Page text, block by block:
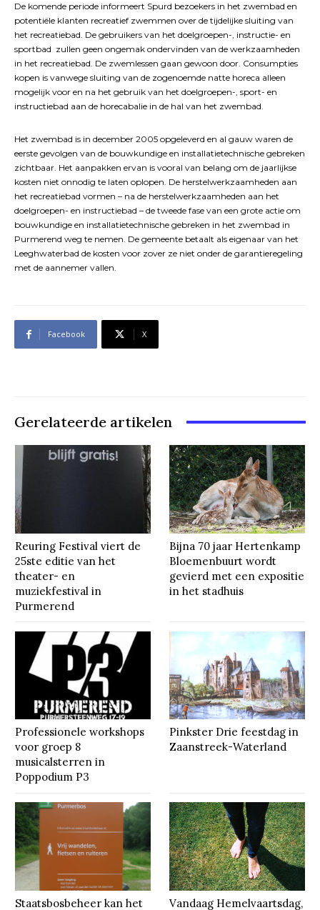
De komende periode informeert Spurd bezoekers in het zwembad en
potentiële klanten recreatief zwemmen over de tijdelijke sluiting van
het recreatiebad. De gebruikers van het doelgroepen-, instructie- en
sportbad zullen geen ongemak ondervinden van de werkzaamheden
in het recreatiebad. De zwemlessen gaan gewoon door. Consumpties
kopen is vanwege sluiting van de zogenoemde natte horeca alleen
mogelijk voor en na het gebruik van het doelgroepen-, sport- en
instructiebad aan de horecabalie in de hal van het zwembad.
Het zwembad is in december 2005 opgeleverd en al gauw waren de
eerste gevolgen van de bouwkundige en installatietechnische gebreken
zichtbaar. Het aanpakken ervan is vooral van belang om de jaarlijkse
kosten niet onnodig te laten oplopen. De herstelwerkzaamheden aan
het recreatiebad vormen – na de herstelwerkzaamheden aan het
doelgroepen- en instructiebad – de tweede fase van een grote actie om
bouwkundige en installatietechnische gebreken in het zwembad in
Purmerend weg te nemen. De gemeente betaalt als eigenaar van het
Leeghwaterbad de kosten voor zover ze niet onder de garantieregeling
met de aannemer vallen.
Facebook X
Gerelateerde artikelen
Reuring Festival viert de
25ste editie van het
theater- en
muziekfestival in
Purmerend
Bijna 70 jaar Hertenkamp
Bloemenbuurt wordt
gevierd met een expositie
in het stadhuis
Professionele workshops
voor groep 8
musicalsterren in
Poppodium P3
Pinkster Drie feestdag in
Zaanstreek-Waterland
Staatsbosbeheer kan het Vandaag Hemelvaartsdag,